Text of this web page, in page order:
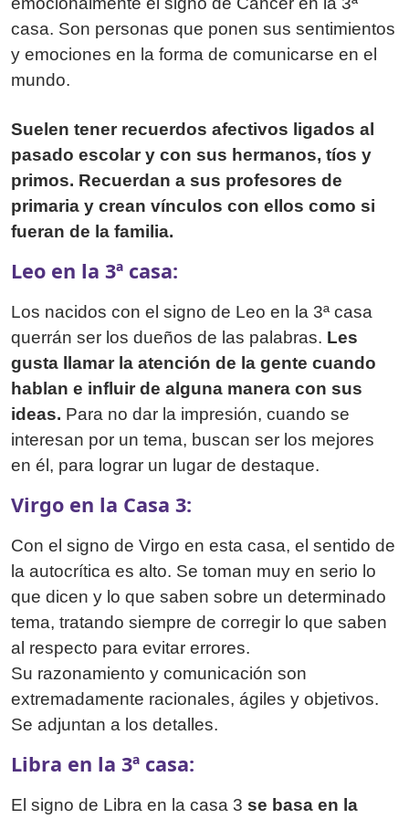
casa. Son personas que ponen sus sentimientos
y emociones en la forma de comunicarse en el
mundo.
Suelen tener recuerdos afectivos ligados al
pasado escolar y con sus hermanos, tíos y
primos. Recuerdan a sus profesores de
primaria y crean vínculos con ellos como si
fueran de la familia.
Leo en la 3ª casa:
Los nacidos con el signo de Leo en la 3ª casa
querrán ser los dueños de las palabras. Les
gusta llamar la atención de la gente cuando
hablan e influir de alguna manera con sus
ideas. Para no dar la impresión, cuando se
interesan por un tema, buscan ser los mejores
en él, para lograr un lugar de destaque.
Virgo en la Casa 3:
Con el signo de Virgo en esta casa, el sentido de
la autocrítica es alto. Se toman muy en serio lo
que dicen y lo que saben sobre un determinado
tema, tratando siempre de corregir lo que saben
al respecto para evitar errores.
Su razonamiento y comunicación son
extremadamente racionales, ágiles y objetivos.
Se adjuntan a los detalles.
Libra en la 3ª casa:
El signo de Libra en la casa 3 se basa en la